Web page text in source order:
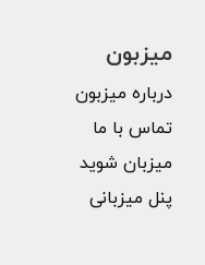
میزبون
درباره میزبون
تماس با ما
میزبان شوید
پنل میزبانی